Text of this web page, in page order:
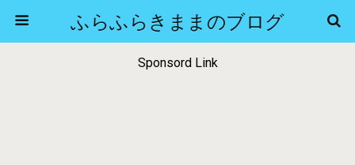
ふらふらきままのブログ
Sponsord Link